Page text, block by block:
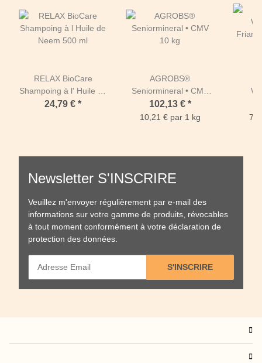
RELAX BioCare
Shampoing à l' Huile de
Neem 500 ml
24,79 € *
AGROBS®
Seniormineral • CMV
10 kg
102,13 € *
10,21 € par 1 kg
Newsletter S'INSCRIRE
Veuillez m'envoyer régulièrement par e-mail des
informations sur votre gamme de produits, révocables
à tout moment conformément à votre déclaration de
protection des données
S'INSCRIRE